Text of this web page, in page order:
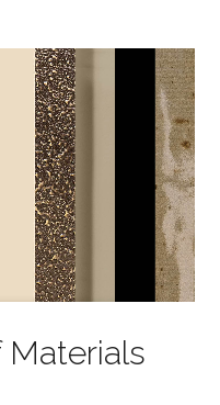
Materials